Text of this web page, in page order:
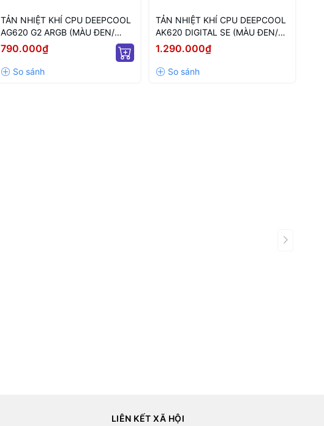
TẢN NHIỆT KHÍ CPU DEEPCOOL
AG620 G2 ARGB (MÀU ĐEN/
QUẠT 120MM LED ARGB)
790.000₫
TẢN NHIỆT KHÍ CPU DEEPCOOL
AK620 DIGITAL SE (MÀU ĐEN/
HIỂN THỊ NHIỆT ĐỘ)
1.290.000₫
LIÊN KẾT XÃ HỘI